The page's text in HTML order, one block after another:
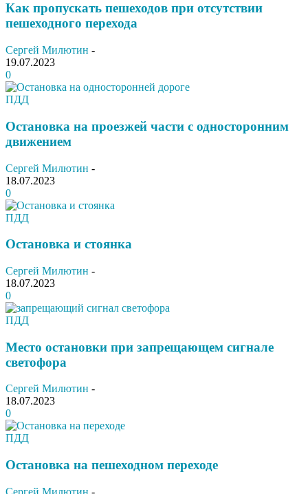
Как пропускать пешеходов при отсутствии
пешеходного перехода
Сергей Милютин -
19.07.2023
0
ПДД
Остановка на проезжей части с односторонним
движением
Сергей Милютин -
18.07.2023
0
ПДД
Остановка и стоянка
Сергей Милютин -
18.07.2023
0
ПДД
Место остановки при запрещающем сигнале
светофора
Сергей Милютин -
18.07.2023
0
ПДД
Остановка на пешеходном переходе
Сергей Милютин -